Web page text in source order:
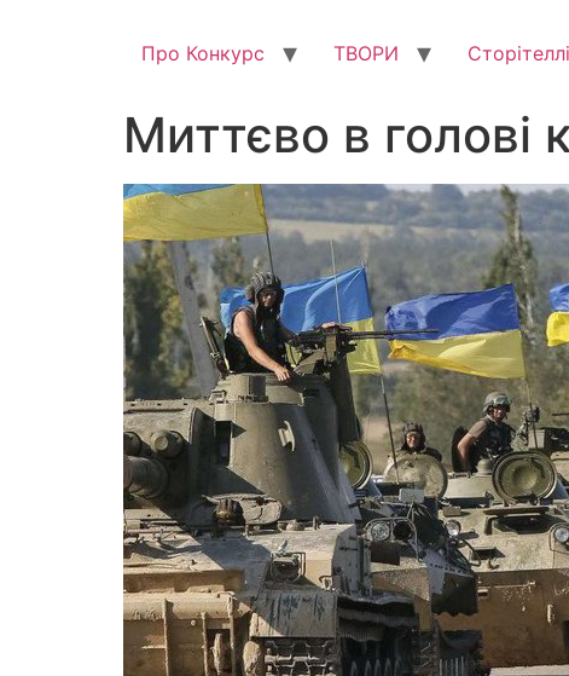
Про Конкурс ТВОРИ
Миттєво в голові